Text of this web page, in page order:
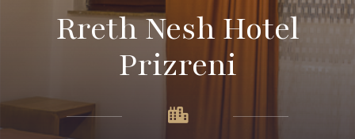
Rreth Nesh Hotel
Prizreni